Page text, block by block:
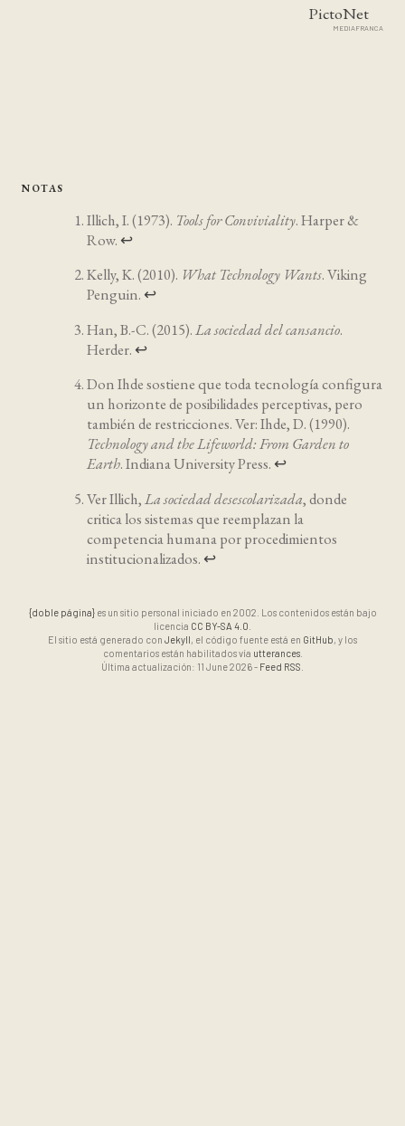
PictoNet
MEDIAFRANCA
NOTAS
Illich, I. (1973). Tools for Conviviality. Harper &
Row.↩
Kelly, K. (2010). What Technology Wants. Viking
Penguin.↩
Han, B.-C. (2015).La sociedad del cansancio.
Herder.↩
Don Ihde sostiene que toda tecnología configura
un horizonte de posibilidades perceptivas, pero
también de restricciones. Ver: Ihde, D. (1990).
Technology and the Lifeworld: From Garden to
Earth. Indiana University Press.↩
Ver Illich,La sociedad desescolarizada, donde
critica los sistemas que reemplazan la
competencia humana por procedimientos
institucionalizados.↩
{doble página}es un sitio personal iniciado en 2002. Los contenidos están bajo
licencia CC BY-SA 4.0
El sitio está generado con Jekyll, el código fuente está en GitHub, y los
comentarios están habilitados vía utterances.
Última actualización: 11 June 2026 - Feed RSS